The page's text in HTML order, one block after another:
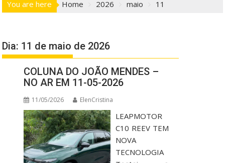
You are here Home 2026 maio 11
Dia: 11 de maio de 2026
COLUNA DO JOÃO MENDES –
NO AR EM 11-05-2026
11/05/2026 ElenCristina
LEAPMOTOR
C10 REEV TEM
NOVA
TECNOLOGIA